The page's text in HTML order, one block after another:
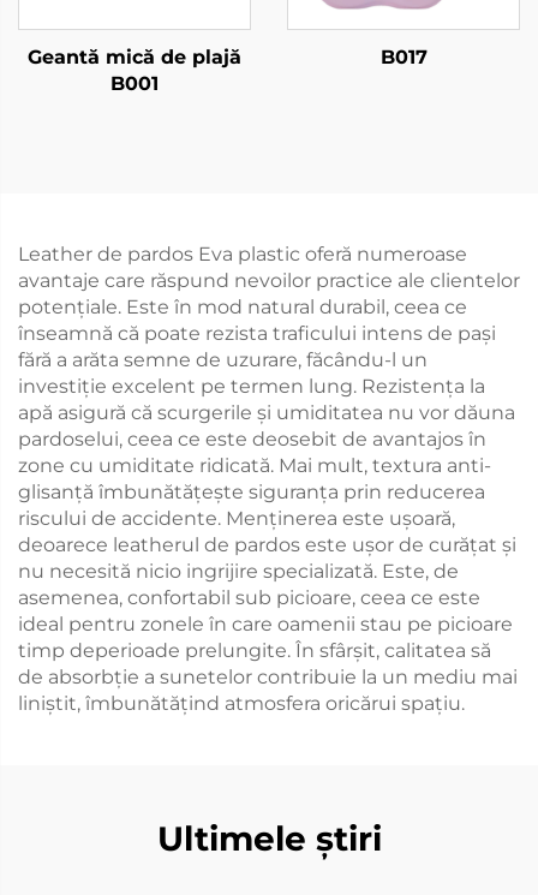
Geantă mică de plajă
B001
B017
Leather de pardos Eva plastic oferă numeroase
avantaje care răspund nevoilor practice ale clientelor
potențiale. Este în mod natural durabil, ceea ce
înseamnă că poate rezista traficului intens de pași
fără a arăta semne de uzurare, făcându-l un
investiție excelent pe termen lung. Rezistența la
apă asigură că scurgerile și umiditatea nu vor dăuna
pardoselui, ceea ce este deosebit de avantajos în
zone cu umiditate ridicată. Mai mult, textura anti-
glisanță îmbunătățește siguranța prin reducerea
riscului de accidente. Menținerea este ușoară,
deoarece leatherul de pardos este ușor de curățat și
nu necesită nicio ingrijire specializată. Este, de
asemenea, confortabil sub picioare, ceea ce este
ideal pentru zonele în care oamenii stau pe picioare
timp deperioade prelungite. În sfârșit, calitatea să
de absorbție a sunetelor contribuie la un mediu mai
liniștit, îmbunătățind atmosfera oricărui spațiu.
Ultimele știri